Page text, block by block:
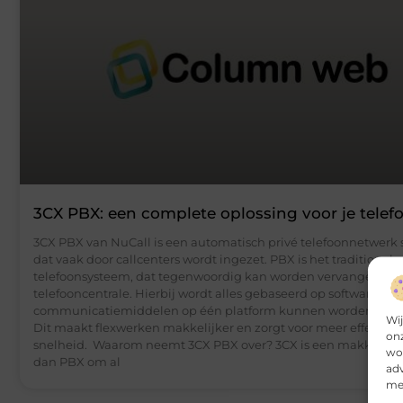
3CX PBX: een complete oplossing voor je
3CX PBX van NuCall is een automatisch privé telefoonnetwerk
dat vaak door callcenters wordt ingezet. PBX is het traditionele
telefoonsysteem, dat tegenwoordig kan worden vervangen door
telefooncentrale. Hierbij wordt alles gebaseerd op software
communicatiemiddelen op één platform kunnen worden
Dit maakt flexwerken makkelijker en zorgt voor meer
snelheid. Waarom neemt 3CX PBX over? 3CX is een
dan PBX om al